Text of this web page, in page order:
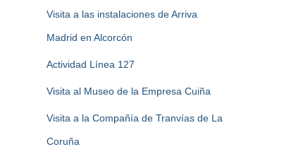
Visita a las instalaciones de Arriva
Madrid en Alcorcón
Actividad Línea 127
Visita al Museo de la Empresa Cuiña
Visita a la Compañía de Tranvías de La
Coruña